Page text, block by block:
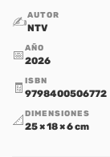
✍️AUTOR
NTV
📅AÑO
2026
🧾 ISBN
9798400506772
📐 DIMENSIONES
25 × 18 × 6 cm